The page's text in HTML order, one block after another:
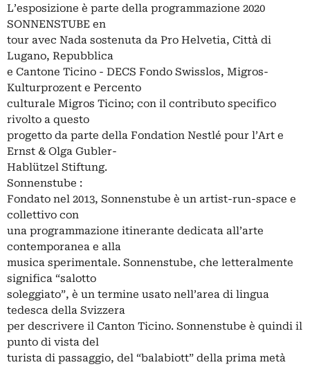
L’esposizione è parte della programmazione 2020
SONNENSTUBE en
tour avec Nada sostenuta da Pro Helvetia, Città di
Lugano, Repubblica
e Cantone Ticino - DECS Fondo Swisslos, Migros-
Kulturprozent e Percento
culturale Migros Ticino; con il contributo specifico
rivolto a questo
progetto da parte della Fondation Nestlé pour l’Art e
Ernst & Olga Gubler-
Hablützel Stiftung.
Sonnenstube :
Fondato nel 2013, Sonnenstube è un artist-run-space e
collettivo con
una programmazione itinerante dedicata all’arte
contemporanea e alla
musica sperimentale. Sonnenstube, che letteralmente
significa “salotto
soleggiato”, è un termine usato nell’area di lingua
tedesca della Svizzera
per descrivere il Canton Ticino. Sonnenstube è quindi il
punto di vista del
turista di passaggio, del “balabiott” della prima metà